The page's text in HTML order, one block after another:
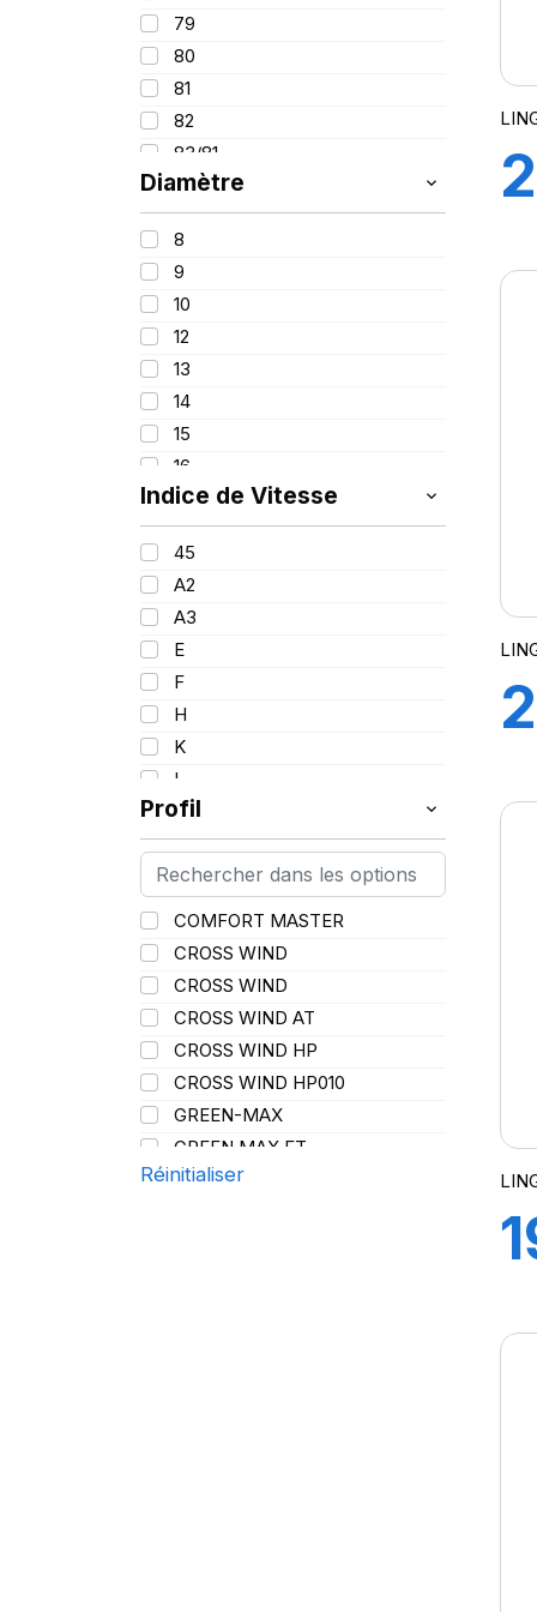
215
225
235
245
255
265
275
295
315
445
100
79
80
81
82
83/81
84
86
87
88
88/86
89
90
91
92
94
95
96
97
98
99
100
101
102
102/100
103
104
104/102
105
106
106/104
107
107/103
107/105
108
110
Diamètre
8
9
10
12
13
14
15
16
16.5
17
17.5
18
19
20
21
22.5
25
Indice de Vitesse
45
A2
A3
E
F
H
K
L
M
N
P
Q
R
S
T
V
W
Y
Profil
COMFORT MASTER
CROSS WIND
CROSS WIND
CROSS WIND AT
CROSS WIND HP
CROSS WIND HP010
GREEN-MAX
GREEN MAX ET
GREEN MAX HP 010
Réinitialiser